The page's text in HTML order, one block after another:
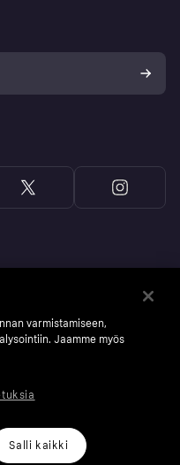
Klarna.com
varmistamiseen,
Jaamme myös
Salli kaikki